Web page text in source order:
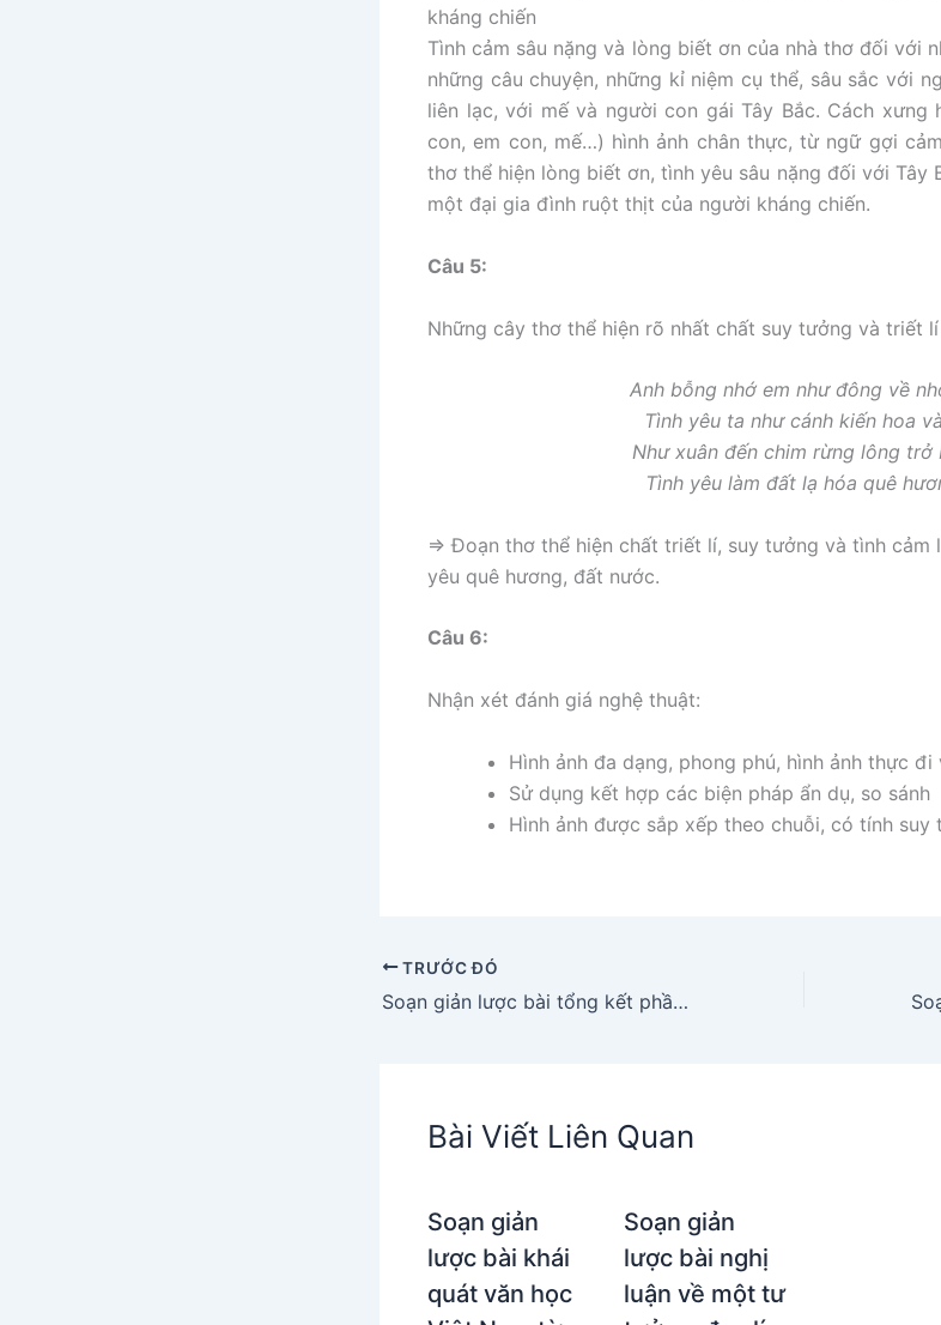
kháng chiến
Tình cảm sâu nặng và lòng biết ơn của nhà thơ đối với
những câu chuyện, những kỉ niệm cụ thể, sâu sắc với
liên lạc, với mế và người con gái Tây Bắc. Cách
con, em con, mế…) hình ảnh chân thực, từ ngữ gợi
thơ thể hiện lòng biết ơn, tình yêu sâu nặng đối với Tây
một đại gia đình ruột thịt của người kháng chiến.
Câu 5:
Những cây thơ thể hiện rõ nhất chất suy tưởng và triết
Anh bỗng nhớ em như đông về
Tình yêu ta như cánh kiến hoa
Như xuân đến chim rừng lông trở
Tình yêu làm đất lạ hóa quê
=> Đoạn thơ thể hiện chất triết lí, suy tưởng và tình cảm
yêu quê hương, đất nước.
Câu 6:
Nhận xét đánh giá nghệ thuật:
Hình ảnh đa dạng, phong phú, hình ảnh thực
Sử dụng kết hợp các biện pháp ẩn dụ, so sánh
Hình ảnh được sắp xếp theo chuỗi, có tính
TRƯỚC ĐÓ
Soạn giản lược bài tổng kết phần tiếng Việt: Lịch sử, đặc điểm loại hình và các phong cách ngôn ngữ
Bài Viết Liên Quan
Soạn giản
lược bài khái
quát văn học
Soạn giản
lược bài nghị
luận về một tư